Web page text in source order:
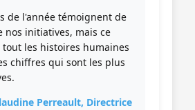
de l'année témoignent de
nos initiatives, mais ce
tout les histoires humaines
chiffres qui sont les plus
Perreault, Directrice